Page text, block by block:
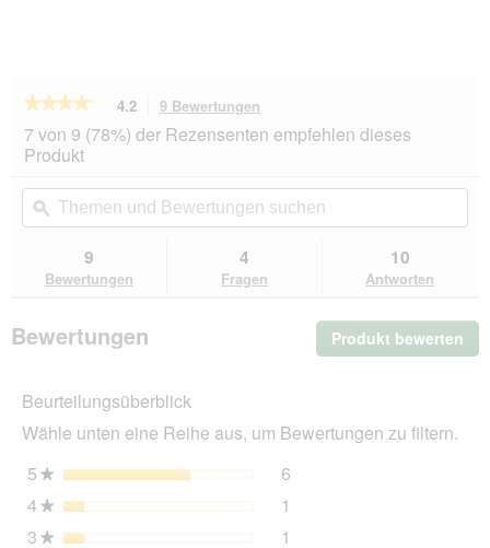
★★★★★
★★★★★
von
5
lesen
für
GOLD
Medica
Geflügel
4.2 9 Bewertungen
Aktion
du
zu
den
7 von 9 (78%) der Rezensenten empfehlen dieses
Produkt
Themen
und
Bewertungen
ϙ
9
Bewertungen
4
Fragen
10
Antworten
Bewertungen Produkt bewerten
Mit
Beurteilungsüberblick
Wähle unten eine Reihe aus, um Bewertungen zu filtern.
5★ Sterne 6
4★ Sterne 1
3★ Sterne 1